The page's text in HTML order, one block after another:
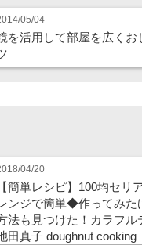
05/04
を活用して部屋を広くお
04/20
【簡単レシピ】100均セリ
ンジで簡単◆作ってみた
法も見つけた！カラフ
田真子 doughnut cooking